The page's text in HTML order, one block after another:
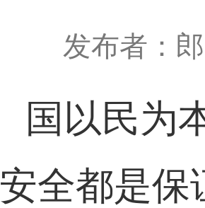
发布者：
国以民为
安全都是保